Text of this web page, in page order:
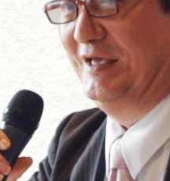
生の極意はこれだ！
著）を読む
引きつけるのか
世界と日本の進路』
円高＝ドル安波乱